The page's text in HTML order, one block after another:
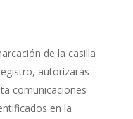
de la casilla
autorizarás
comunicaciones
en la